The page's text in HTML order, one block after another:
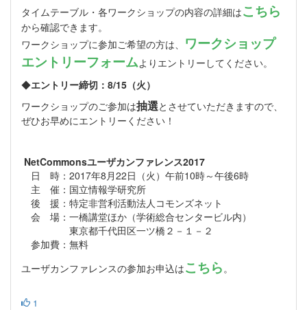
タイムテーブル・各ワークショップの内容の詳細はこちら
から確認できます。
ワークショップに参加ご希望の方は、 ワークショップ
エントリーフォームよりエントリーしてください。
◆エントリー締切：8/15（火）
ワークショップのご参加は抽選とさせていただきますので、
ぜひお早めにエントリーください！
NetCommonsユーザカンファレンス2017
日 時：2017年8月22日（火）午前10時～午後6時
主 催：国立情報学研究所
後 援：特定非営利活動法人コモンズネット
会 場：一橋講堂ほか（学術総合センタービル内）
東京都千代田区一ツ橋２－１－２
参加費：無料
ユーザカンファレンスの参加お申込はこちら 。
1